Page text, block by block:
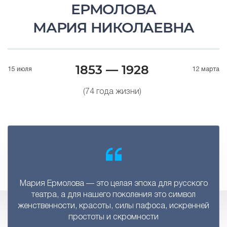
ЕРМОЛОВА
МАРИЯ НИКОЛАЕВНА
15 июля 1853 — 1928
(74 года жизни)
12 марта
Мария Ермолова — это целая эпоха для русского
театра, а для нашего поколения это символ
женственности, красоты, силы пафоса, искренней
простоты и скромности